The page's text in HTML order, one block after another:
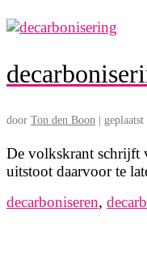
door Ton den Boon
De volkskrant schrijft
uitstoot daarvoor te
decarboniseren,